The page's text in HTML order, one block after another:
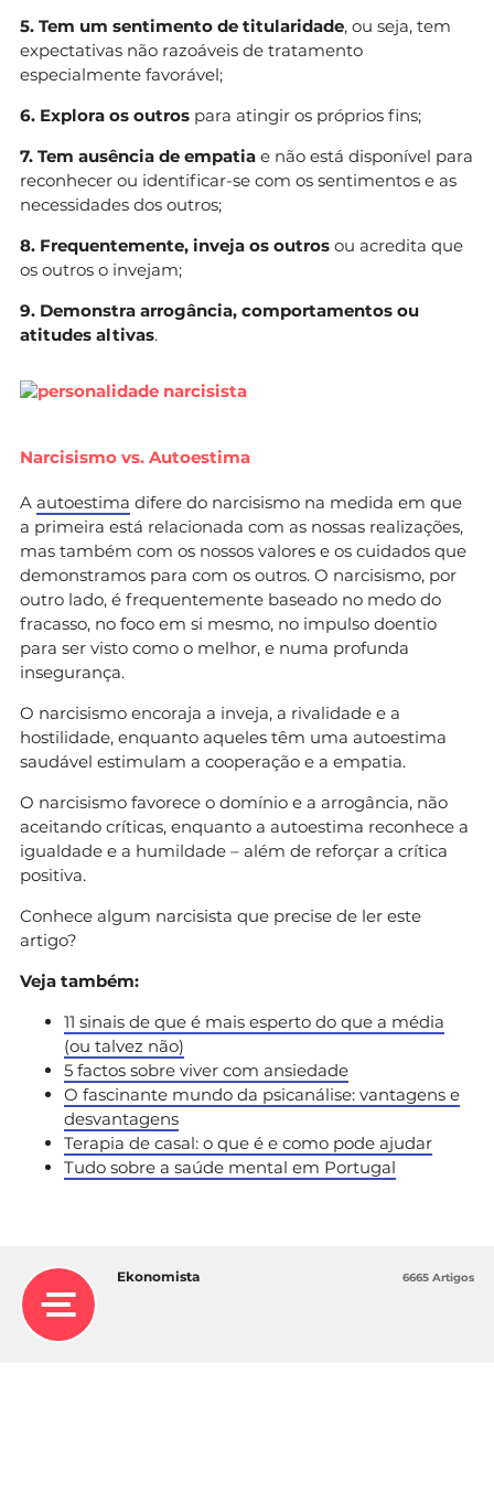
5. Tem um sentimento de titularidade, ou seja, tem
expectativas não razoáveis de tratamento
especialmente favorável;
6. Explora os outros para atingir os próprios fins;
7. Tem ausência de empatia e não está disponível para
reconhecer ou identificar-se com os sentimentos e as
necessidades dos outros;
8. Frequentemente, inveja os outros ou acredita que
os outros o invejam;
9. Demonstra arrogância, comportamentos ou
atitudes altivas.
Narcisismo vs. Autoestima
A autoestima difere do narcisismo na medida em que
a primeira está relacionada com as nossas realizações,
mas também com os nossos valores e os cuidados que
demonstramos para com os outros. O narcisismo, por
outro lado, é frequentemente baseado no medo do
fracasso, no foco em si mesmo, no impulso doentio
para ser visto como o melhor, e numa profunda
insegurança.
O narcisismo encoraja a inveja, a rivalidade e a
hostilidade, enquanto aqueles têm uma autoestima
saudável estimulam a cooperação e a empatia.
O narcisismo favorece o domínio e a arrogância, não
aceitando críticas, enquanto a autoestima reconhece a
igualdade e a humildade – além de reforçar a crítica
positiva.
Conhece algum narcisista que precise de ler este
artigo?
Veja também:
11 sinais de que é mais esperto do que a média
(ou talvez não)
5 factos sobre viver com ansiedade
O fascinante mundo da psicanálise: vantagens e
desvantagens
Terapia de casal: o que é e como pode ajudar
Tudo sobre a saúde mental em Portugal
Ekonomista 6665 Artigos